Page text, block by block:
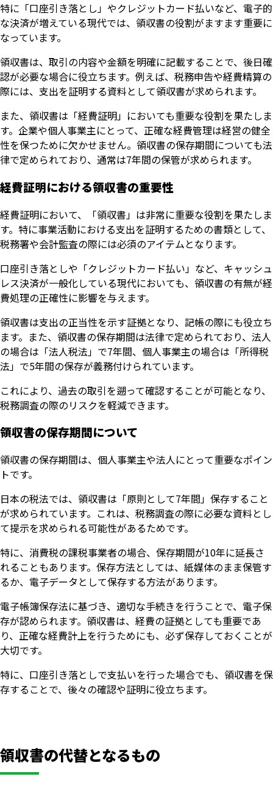
特に「口座引き落とし」やクレジットカード払いなど、電子的
な決済が増えている現代では、領収書の役割がますます重要に
なっています。
領収書は、取引の内容や金額を明確に記載することで、後日確
認が必要な場合に役立ちます。例えば、税務申告や経費精算の
際には、支出を証明する資料として領収書が求められます。
また、領収書は「経費証明」においても重要な役割を果たしま
す。企業や個人事業主にとって、正確な経費管理は経営の健全
性を保つために欠かせません。領収書の保存期間についても法
律で定められており、通常は7年間の保管が求められます。
経費証明における領収書の重要性
経費証明において、「領収書」は非常に重要な役割を果たしま
す。特に事業活動における支出を証明するための書類として、
税務署や会計監査の際には必須のアイテムとなります。
口座引き落としや「クレジットカード払い」など、キャッシュ
レス決済が一般化している現代においても、領収書の有無が経
費処理の正確性に影響を与えます。
領収書は支出の正当性を示す証拠となり、記帳の際にも役立ち
ます。また、領収書の保存期間は法律で定められており、法人
の場合は「法人税法」で7年間、個人事業主の場合は「所得税
法」で5年間の保存が義務付けられています。
これにより、過去の取引を遡って確認することが可能となり、
税務調査の際のリスクを軽減できます。
領収書の保存期間について
領収書の保存期間は、個人事業主や法人にとって重要なポイン
トです。
日本の税法では、領収書は「原則として7年間」保存すること
が求められています。これは、税務調査の際に必要な資料とし
て提示を求められる可能性があるためです。
特に、消費税の課税事業者の場合、保存期間が10年に延長さ
れることもあります。保存方法としては、紙媒体のまま保管す
るか、電子データとして保存する方法があります。
電子帳簿保存法に基づき、適切な手続きを行うことで、電子保
存が認められます。領収書は、経費の証拠としても重要であ
り、正確な経費計上を行うためにも、必ず保存しておくことが
大切です。
特に、口座引き落としで支払いを行った場合でも、領収書を保
存することで、後々の確認や証明に役立ちます。
領収書の代替となるもの